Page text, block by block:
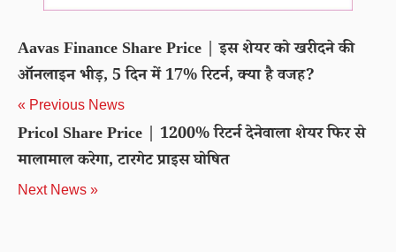
Aavas Finance Share Price | इस शेयर को खरीदने की
ऑनलाइन भीड़, 5 दिन में 17% रिटर्न, क्या है वजह?
« Previous News
Pricol Share Price | 1200% रिटर्न देनेवाला शेयर फिर से
मालामाल करेगा, टारगेट प्राइस घोषित
Next News »